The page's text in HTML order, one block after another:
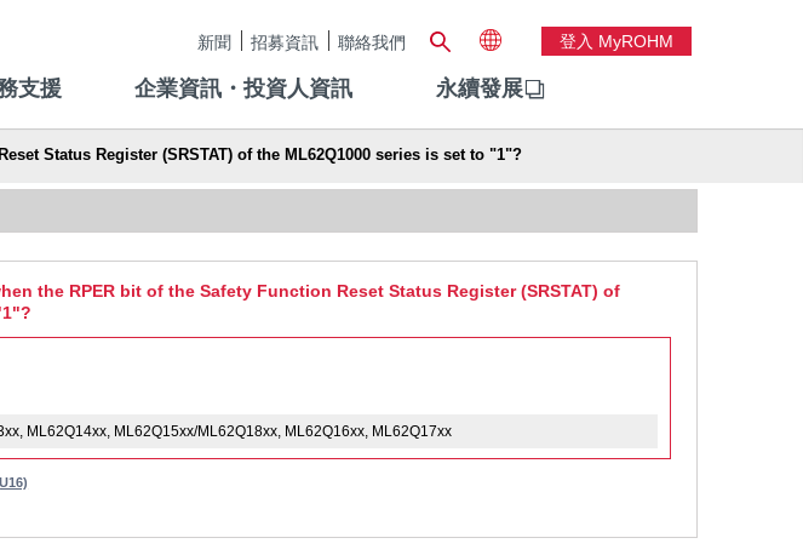
新聞 招募資訊 聯絡我們 登入 MyROHM
支援 企業資訊・投資人資訊 永續發展
Status Register (SRSTAT) of the ML62Q1000 series is set to "1"?
the RPER bit of the Safety Function Reset Status Register (SRSTAT) of
ML62Q14xx, ML62Q15xx/ML62Q18xx, ML62Q16xx, ML62Q17xx